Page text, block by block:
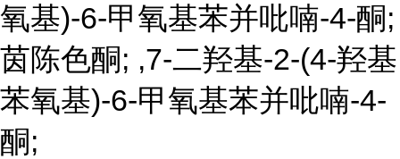
氧基)-6-甲氧基苯并吡喃-4-酮;
茵陈色酮; ,7-二羟基-2-(4-羟基
苯氧基)-6-甲氧基苯并吡喃-4-
酮;